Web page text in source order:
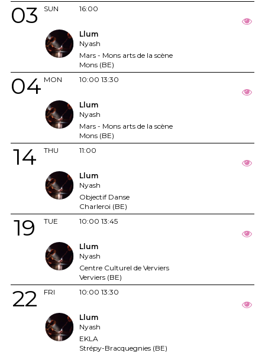
SUN
03 16:00
Llum
Nyash
Mars - Mons arts de la scène
Mons (BE)
MON
04 10:00 13:30
Llum
Nyash
Mars - Mons arts de la scène
Mons (BE)
THU
14 11:00
Llum
Nyash
Objectif Danse
Charleroi (BE)
TUE
19 10:00 13:45
Llum
Nyash
Centre Culturel de Verviers
Verviers (BE)
FRI
22 10:00 13:30
Llum
Nyash
EKLA
Strépy-Bracquegnies (BE)